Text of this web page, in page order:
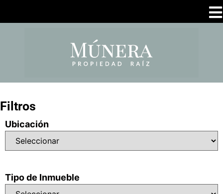
Filtros
Ubicación
Tipo de Inmueble